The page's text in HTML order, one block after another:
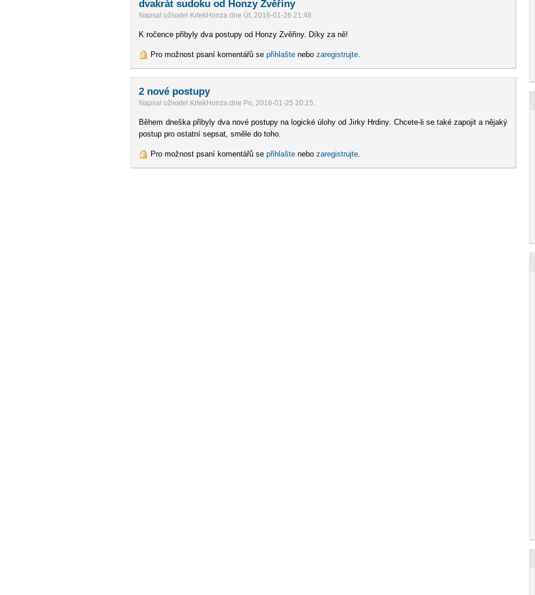
dvakrát sudoku od Honzy Zvěřiny
Napsal uživatel KrtekHonza dne Út, 2016-01-26 21:48.
K ročence přibyly dva postupy od Honzy Zvěřiny. Díky za ně!
Pro možnost psaní komentářů sepřihlašte nebozaregistrujte
2 nové postupy
Napsal uživatel KrtekHonza dne Po, 2016-01-25 20:15.
Během dneška přibyly dva nové postupy na logické úlohy od Jirky Hrdiny. Chcete-li se také zapojit a nějaký
postup pro ostatní sepsat, směle do toho.
Pro možnost psaní komentářů sepřihlašte nebozaregistrujte